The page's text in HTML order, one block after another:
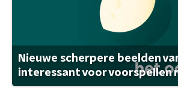
Nieuwe scherpere beelden
interessant voor voorspellen